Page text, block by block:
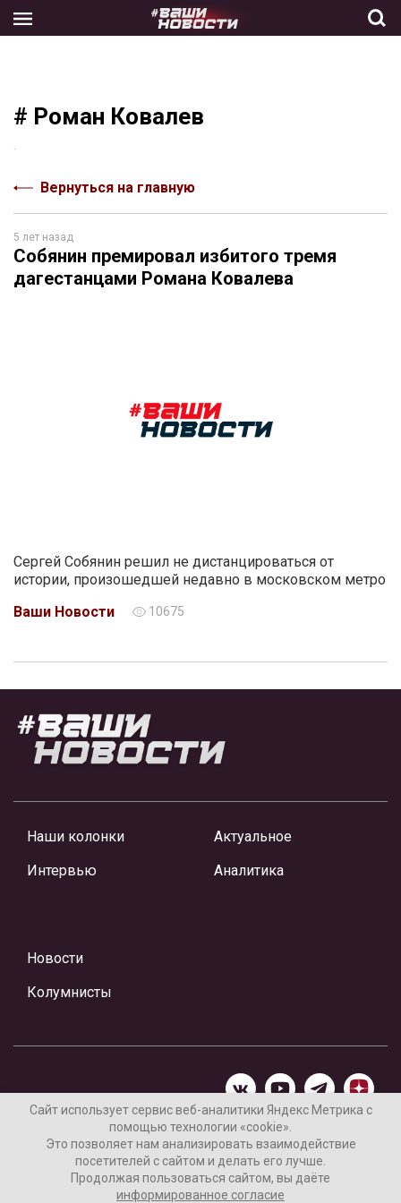
the
# Роман Ковалев
Вернуться на главную
5 лет назад
Собянин премировал избитого тремя
дагестанцами Романа Ковалева
Сергей Собянин решил не дистанцироваться от
истории, произошедшей недавно в московском метро
Ваши Новости
10675
Наши колонки
Интервью
Актуальное
Аналитика
Новости
Колумнисты
Материалы предоставлены редакцией Интернет-газеты
«Ваши новости»
Нашли ошибку? Выделите ее и нажмите Ctrl+Enter
Сайт использует сервис веб-аналитики Яндекс Метрика с
помощью технологии «cookie».
Это позволяет нам анализировать взаимодействие
посетителей с сайтом и делать его лучше.
Продолжая пользоваться сайтом, вы даёте
информированное согласие